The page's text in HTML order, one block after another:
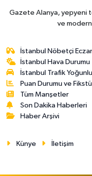
Gazete Alanya, yepyeni
ve
İstanbul Nöbetçi
İstanbul Hava Durumu
İstanbul Trafik
Puan Durumu ve
Tüm Manşetler
Son Dakika Haberleri
Haber Arşivi
Künye İletişim